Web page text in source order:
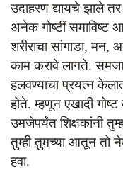
उदाहरण द्यायचे झाले
अनेक गोष्टीं समाविष्ट
शरीराचा सांगाडा, मन,
काम करावे लागते.
हलवण्याचा प्रयत्न
होते. म्हणून एखादी
उमजेपर्यंत शिक्षकांनी
तुम्ही तुमच्या आतून तो
हवा.